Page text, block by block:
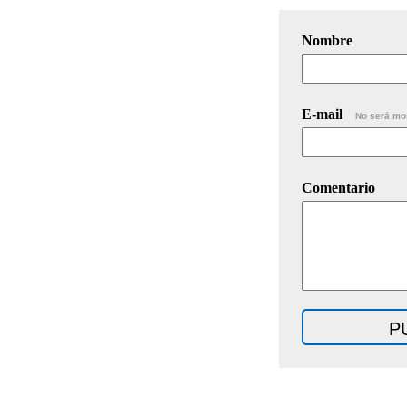
Nombre
E-mail No será
Comentario